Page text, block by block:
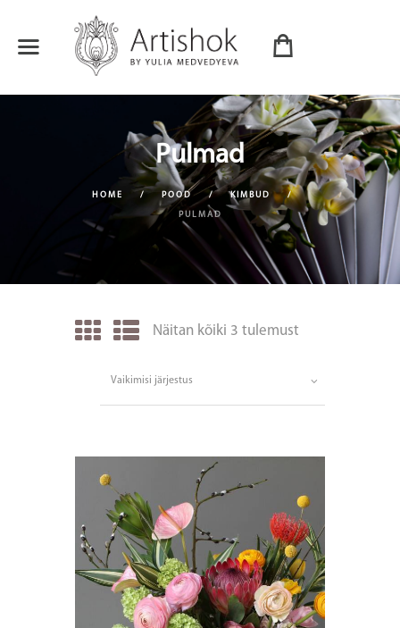
Pulmad
HOME POOD
KIMBUD
PULMAD
Näitan kõiki 3 tulemust